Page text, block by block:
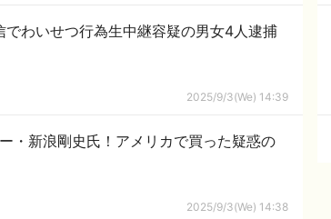
でわいせつ行為生中継容疑の男女4人逮捕
2025/9/3(We) 14:39
・新浪剛史氏！アメリカで買った疑惑の
2025/9/3(We) 14:38